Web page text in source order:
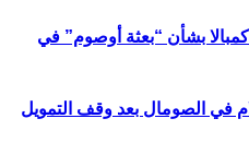
بشأن “بعثة أوصوم” في
في الصومال بعد وقف التمويل